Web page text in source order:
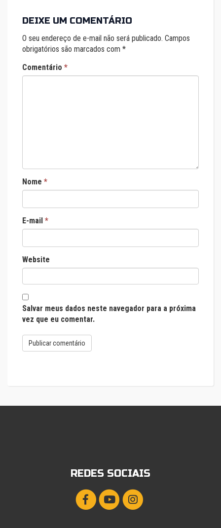
DEIXE UM COMENTÁRIO
O seu endereço de e-mail não será publicado. Campos
obrigatórios são marcados com *
Comentário *
Nome *
E-mail *
Website
Salvar meus dados neste navegador para a próxima
vez que eu comentar.
REDES SOCIAIS